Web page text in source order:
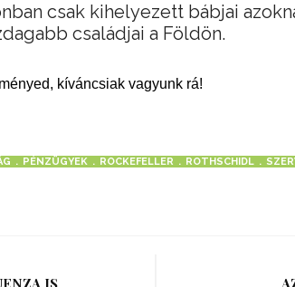
csak kihelyezett bábjai
családjai a Földön.
kíváncsiak vagyunk rá!
PÉNZÜGYEK ROCKEFELLER ROTHSCHIDL
IS